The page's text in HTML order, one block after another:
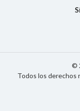
©
Todos los derechos